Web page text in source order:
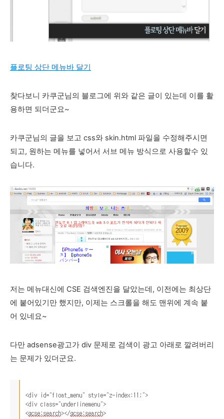
플로팅 상단 메뉴바 달기
찾다보니 카쿠군님의 블로그에 위와 같은 글이 있는데 이를 활
용하면 되더군요~
카쿠군님의 글을 보고 css와 skin.html 파일을 수정해주시면
되고, 원하는 메뉴를 넣어서 서브 메뉴 방식으로 사용할수 있
습니다.
저는 메뉴대신에 CSE 검색엔진을 달았는데, 이전에는 최상단
에 붙어있기만 했지만, 이제는 스크롤을 해도 맨위에 계속 붙
어 있네요~
다만 adsense광고가 div 문제로 검색이 광고 아래로 깔려버리
는 문제가 있더군요.